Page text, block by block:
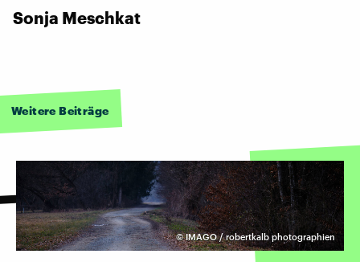
Sonja Meschkat
Weitere Beiträge
©IMAGO / robertkalb photographien